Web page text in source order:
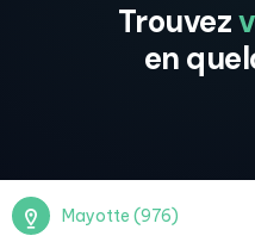
Trouvez
en
Mayotte (976)